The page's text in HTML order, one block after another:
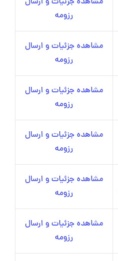
رزومه
مشاهده جزئیات و ارسال
رزومه
مشاهده جزئیات و ارسال
رزومه
مشاهده جزئیات و ارسال
رزومه
مشاهده جزئیات و ارسال
رزومه
مشاهده جزئیات و ارسال
رزومه